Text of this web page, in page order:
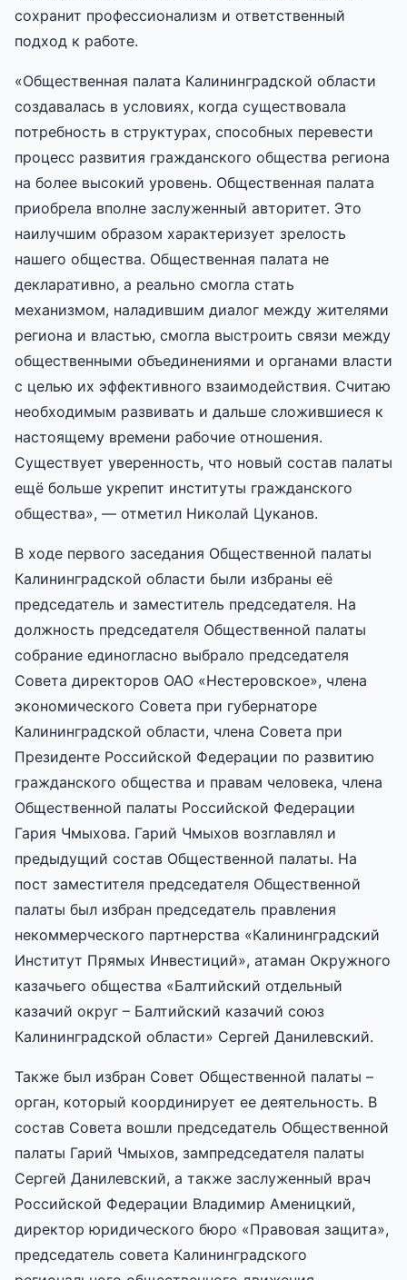
сохранит профессионализм и ответственный
подход к работе.
«Общественная палата Калининградской области
создавалась в условиях, когда существовала
потребность в структурах, способных перевести
процесс развития гражданского общества региона
на более высокий уровень. Общественная палата
приобрела вполне заслуженный авторитет. Это
наилучшим образом характеризует зрелость
нашего общества. Общественная палата не
декларативно, а реально смогла стать
механизмом, наладившим диалог между жителями
региона и властью, смогла выстроить связи между
общественными объединениями и органами власти
с целью их эффективного взаимодействия. Считаю
необходимым развивать и дальше сложившиеся к
настоящему времени рабочие отношения.
Существует уверенность, что новый состав палаты
ещё больше укрепит институты гражданского
общества», — отметил Николай Цуканов.
В ходе первого заседания Общественной палаты
Калининградской области были избраны её
председатель и заместитель председателя. На
должность председателя Общественной палаты
собрание единогласно выбрало председателя
Совета директоров ОАО «Нестеровское», члена
экономического Совета при губернаторе
Калининградской области, члена Совета при
Президенте Российской Федерации по развитию
гражданского общества и правам человека, члена
Общественной палаты Российской Федерации
Гария Чмыхова. Гарий Чмыхов возглавлял и
предыдущий состав Общественной палаты. На
пост заместителя председателя Общественной
палаты был избран председатель правления
некоммерческого партнерства «Калининградский
Институт Прямых Инвестиций», атаман Окружного
казачьего общества «Балтийский отдельный
казачий округ – Балтийский казачий союз
Калининградской области» Сергей Данилевский.
Также был избран Совет Общественной палаты –
орган, который координирует ее деятельность. В
состав Совета вошли председатель Общественной
палаты Гарий Чмыхов, зампредседателя палаты
Сергей Данилевский, а также заслуженный врач
Российской Федерации Владимир Аменицкий,
директор юридического бюро «Правовая защита»,
председатель совета Калининградского